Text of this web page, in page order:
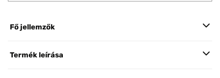
Fő jellemzők
Termék leírása